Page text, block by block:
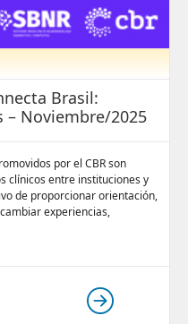
Brasil:
Noviembre/2025
por el CBR son
clínicos entre instituciones y
de proporcionar orientación,
experiencias,